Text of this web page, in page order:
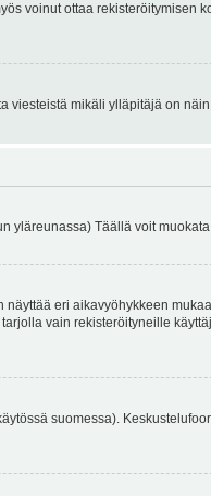
voinut ottaa rekisteröitymisen
viesteistä mikäli ylläpitäjä on
yläreunassa) Täällä voit
eri aikavyöhykkeen
vain rekisteröityneille
suomessa).